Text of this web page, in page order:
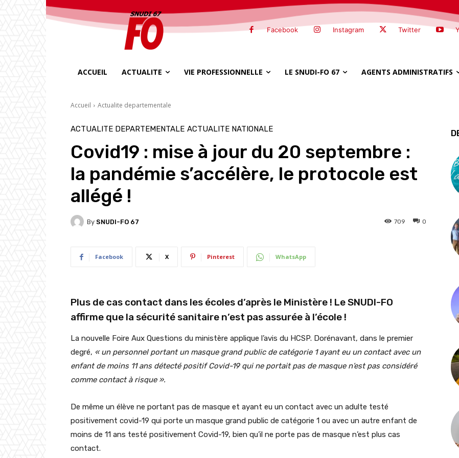
Facebook Instagram Twitter
ACCUEIL ACTUALITE VIE PROFESSIONNELLE LE SNUDI-FO 67 AGENTS ADMINISTRATIFS
Accueil Actualite departementale
ACTUALITE DEPARTEMENTALE ACTUALITE NATIONALE
Covid19 : mise à jour du 20 septembre :
la pandémie s’accélère, le protocole est
allégé !
By SNUDI-FO 67 0
709
Facebook X Pinterest WhatsApp
Plus de cas contact dans les écoles d’après le Ministère ! Le SNUDI-FO
affirme que la sécurité sanitaire n’est pas assurée à l’école !
La nouvelle Foire Aux Questions du ministère applique l’avis du HCSP. Dorénavant, dans le premier
degré, « un personnel portant un masque grand public de catégorie 1 ayant eu un contact avec un
enfant de moins 11 ans détecté positif Covid-19 qui ne portait pas de masque n’est pas considéré
comme contact à risque ».
De même un élève ne portant pas de masque et ayant eu un contact avec un adulte testé
positivement covid-19 qui porte un masque grand public de catégorie 1 ou avec un autre enfant de
moins de 11 ans testé positivement Covid-19, bien qu’il ne porte pas de masque n’est plus cas
contact.